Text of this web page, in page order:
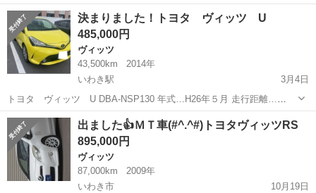
DEイーローン』 自動車ローンやリースの審査が不安な方も、カーメル
独自の審査基準で中古車や未使用から新車を分割払いで購入できま
す。 年間1万...
福島 いわき市 ヴィッツ 車両
決まりました！トヨタ ヴィッツ U
485,000円
ヴィッツ
43,500km
2014年
いわき駅
3月4日
トヨタ ヴィッツ U DBA-NSP130 年式…H26年５月 走行距離…
43500km 車検…令和7年４月27日 ミッション…AT 駆動…2WD 燃料…
ガソリン 定員…5名 排気量…1300cc 色…ルミナスイエロー（...
福島 いわき市 いわき駅 ヴィッツ ミッション
出ました👍ＭＴ車(#^.^#)トヨタヴィッツRS
895,000円
ヴィッツ
87,000km
2009年
いわき市
10月19日